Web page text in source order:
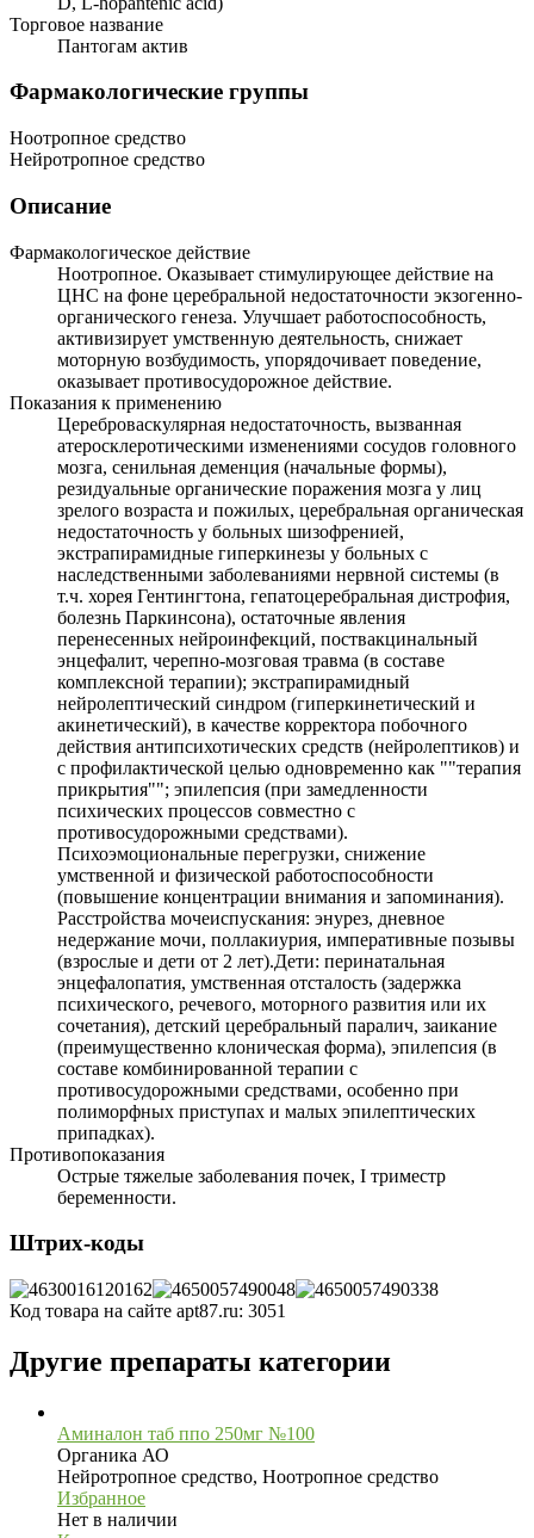
Торговое название
Пантогам актив
Фармакологические группы
Ноотропное средство
Нейротропное средство
Описание
Фармакологическое действие
Ноотропное. Оказывает стимулирующее действие на
ЦНС на фоне церебральной недостаточности экзогенно-
органического генеза. Улучшает работоспособность,
активизирует умственную деятельность, снижает
моторную возбудимость, упорядочивает поведение,
оказывает противосудорожное действие.
Показания к применению
Цереброваскулярная недостаточность, вызванная
атеросклеротическими изменениями сосудов головного
мозга, сенильная деменция (начальные формы),
резидуальные органические поражения мозга у лиц
зрелого возраста и пожилых, церебральная органическая
недостаточность у больных шизофренией,
экстрапирамидные гиперкинезы у больных с
наследственными заболеваниями нервной системы (в
т.ч. хорея Гентингтона, гепатоцеребральная дистрофия,
болезнь Паркинсона), остаточные явления
перенесенных нейроинфекций, поствакцинальный
энцефалит, черепно-мозговая травма (в составе
комплексной терапии); экстрапирамидный
нейролептический синдром (гиперкинетический и
акинетический), в качестве корректора побочного
действия антипсихотических средств (нейролептиков) и
с профилактической целью одновременно как ""терапия
прикрытия""; эпилепсия (при замедленности
психических процессов совместно с
противосудорожными средствами).
Психоэмоциональные перегрузки, снижение
умственной и физической работоспособности
(повышение концентрации внимания и запоминания).
Расстройства мочеиспускания: энурез, дневное
недержание мочи, поллакиурия, императивные позывы
(взрослые и дети от 2 лет).Дети: перинатальная
энцефалопатия, умственная отсталость (задержка
психического, речевого, моторного развития или их
сочетания), детский церебральный паралич, заикание
(преимущественно клоническая форма), эпилепсия (в
составе комбинированной терапии с
противосудорожными средствами, особенно при
полиморфных приступах и малых эпилептических
припадках).
Противопоказания
Острые тяжелые заболевания почек, I триместр
беременности.
Штрих-коды
Код товара на сайте apt87.ru: 3051
Другие препараты категории
Аминалон таб ппо 250мг №100
Органика АО
Нейротропное средство, Ноотропное средство
Избранное
Нет в наличии